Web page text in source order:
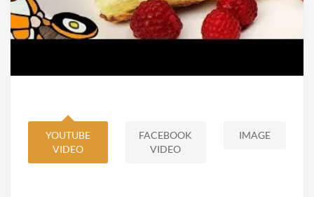
YOUTUBE
VIDEO
FACEBOOK
VIDEO
IMAGE